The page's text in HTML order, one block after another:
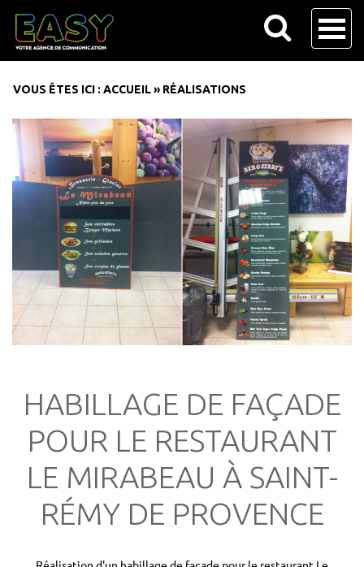
VOUS ÊTES ICI : ACCUEIL» RÉALISATIONS
HABILLAGE DE FAÇADE
POUR LE RESTAURANT
LE MIRABEAU À SAINT-
RÉMY DE PROVENCE